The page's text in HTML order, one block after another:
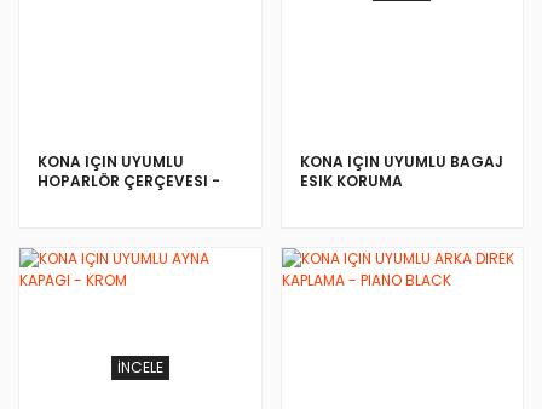
KONA IÇIN UYUMLU
HOPARLÖR ÇERÇEVESI -
KONA IÇIN UYUMLU BAGAJ
ESIK KORUMA
İNCELE